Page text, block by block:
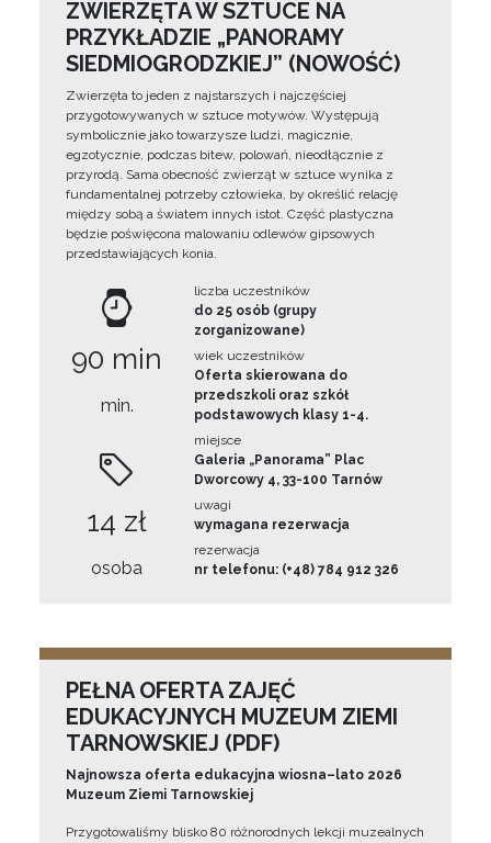
ZWIERZĘTA W SZTUCE NA
PRZYKŁADZIE „PANORAMY
SIEDMIOGRODZKIEJ” (NOWOŚĆ)
Zwierzęta to jeden z najstarszych i najczęściej
przygotowywanych w sztuce motywów. Występują
symbolicznie jako towarzysze ludzi, magicznie,
egzotycznie, podczas bitew, polowań, nieodłącznie z
przyrodą. Sama obecność zwierząt w sztuce wynika z
fundamentalnej potrzeby człowieka, by określić relację
między sobą a światem innych istot. Część plastyczna
będzie poświęcona malowaniu odlewów gipsowych
przedstawiających konia.
90 min
min.
14 zł
osoba
liczba uczestników
do 25 osób (grupy
zorganizowane)
wiek uczestników
Oferta skierowana do
przedszkoli oraz szkół
podstawowych klasy 1-4.
miejsce
Galeria „Panorama” Plac
Dworcowy 4, 33-100 Tarnów
uwagi
wymagana rezerwacja
rezerwacja
nr telefonu: (+48) 784 912 326
PEŁNA OFERTA ZAJĘĆ
EDUKACYJNYCH MUZEUM ZIEMI
TARNOWSKIEJ (PDF)
Najnowsza oferta edukacyjna wiosna–lato 2026
Muzeum Ziemi Tarnowskiej
Przygotowaliśmy blisko 80 różnorodnych lekcji muzealnych